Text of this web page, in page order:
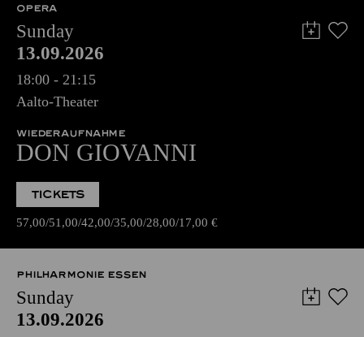
OPERA
Sunday
13.09.2026
18:00 - 21:15
Aalto-Theater
WIEDERAUFNAHME
DON GIOVANNI
TICKETS
57,00 51,00 42,00 35,00 28,00 17,00 €
PHILHARMONIE ESSEN
Sunday
13.09.2026